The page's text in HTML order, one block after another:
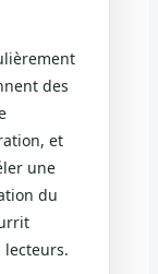
des
et
une
du
lecteurs.